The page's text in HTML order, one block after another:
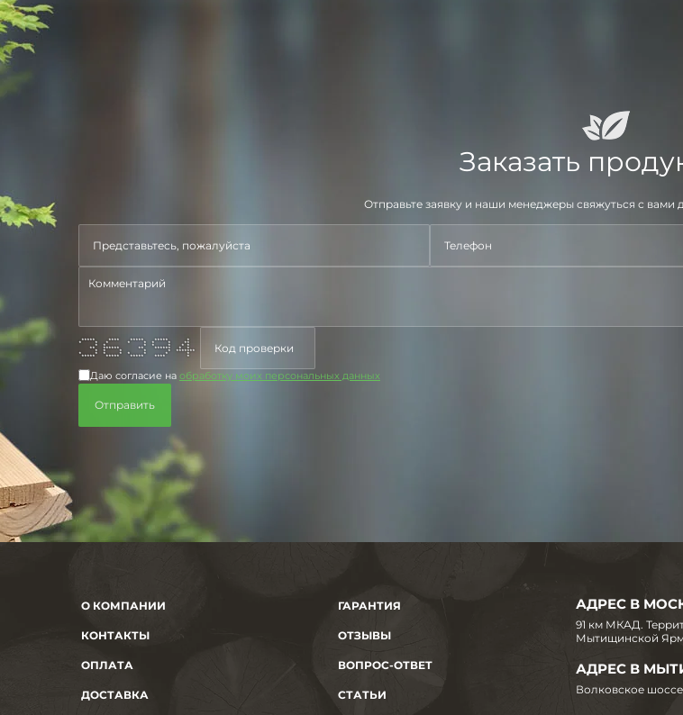
Заказать
Отправьте заявку и наши менеджеры свяжуться с вами
***** **** ***** ***** *
* * * * * * * **
* * * * * * *
** ****** ** ****** * *
* * * * * *******
* * * * * * * *
***** ***** ***** **** *
Даю согласие на обработку моих персональных данных
О КОМПАНИИ
КОНТАКТЫ
ОПЛАТА
ДОСТАВКА
ГАРАНТИЯ
ОТЗЫВЫ
ВОПРОС-ОТВЕТ
СТАТЬИ
АДРЕС В
91 км МКАД.
Мытищинской
АДРЕС В
Волковское